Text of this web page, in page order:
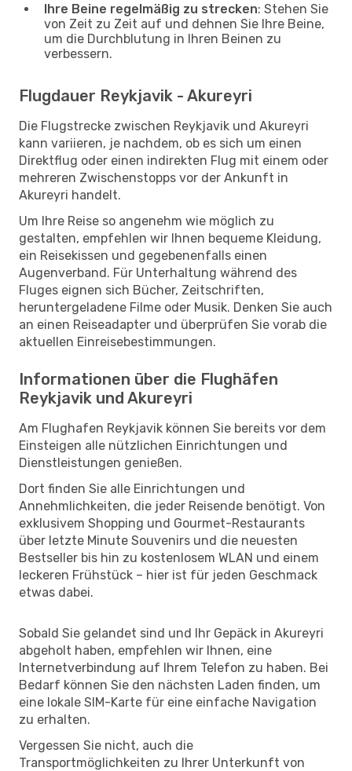
Ihre Beine regelmäßig zu strecken: Stehen Sie
von Zeit zu Zeit auf und dehnen Sie Ihre Beine,
um die Durchblutung in Ihren Beinen zu
verbessern.
Flugdauer Reykjavik - Akureyri
Die Flugstrecke zwischen Reykjavik und Akureyri
kann variieren, je nachdem, ob es sich um einen
Direktflug oder einen indirekten Flug mit einem oder
mehreren Zwischenstopps vor der Ankunft in
Akureyri handelt.
Um Ihre Reise so angenehm wie möglich zu
gestalten, empfehlen wir Ihnen bequeme Kleidung,
ein Reisekissen und gegebenenfalls einen
Augenverband. Für Unterhaltung während des
Fluges eignen sich Bücher, Zeitschriften,
heruntergeladene Filme oder Musik. Denken Sie auch
an einen Reiseadapter und überprüfen Sie vorab die
aktuellen Einreisebestimmungen.
Informationen über die Flughäfen
Reykjavik und Akureyri
Am Flughafen Reykjavik können Sie bereits vor dem
Einsteigen alle nützlichen Einrichtungen und
Dienstleistungen genießen.
Dort finden Sie alle Einrichtungen und
Annehmlichkeiten, die jeder Reisende benötigt. Von
exklusivem Shopping und Gourmet-Restaurants
über letzte Minute Souvenirs und die neuesten
Bestseller bis hin zu kostenlosem WLAN und einem
leckeren Frühstück – hier ist für jeden Geschmack
etwas dabei.
Sobald Sie gelandet sind und Ihr Gepäck in Akureyri
abgeholt haben, empfehlen wir Ihnen, eine
Internetverbindung auf Ihrem Telefon zu haben. Bei
Bedarf können Sie den nächsten Laden finden, um
eine lokale SIM-Karte für eine einfache Navigation
zu erhalten.
Vergessen Sie nicht, auch die
Transportmöglichkeiten zu Ihrer Unterkunft von